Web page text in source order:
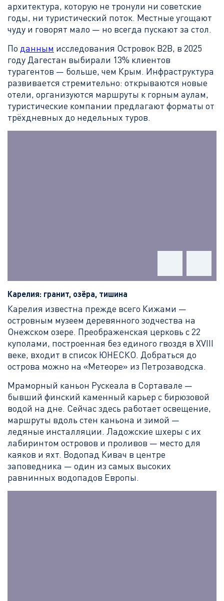
архитектура, которую не тронули ни советские
годы, ни туристический поток. Местные угощают
чуду и говорят мало — но всегда пускают за стол.
По данным исследования Островок B2B, в 2025
году Дагестан выбирали 13% клиентов
турагентов — больше, чем Крым. Инфраструктура
развивается стремительно: открываются новые
отели, организуются маршруты к горным аулам,
туристические компании предлагают форматы от
трёхдневных до недельных туров.
Карелия: гранит, озёра, тишина
Карелия известна прежде всего Кижами —
островным музеем деревянного зодчества на
Онежском озере. Преображенская церковь с 22
куполами, построенная без единого гвоздя в XVIII
веке, входит в список ЮНЕСКО. Добраться до
острова можно на «Метеоре» из Петрозаводска.
Мраморный каньон Рускеала в Сортавале —
бывший финский каменный карьер с бирюзовой
водой на дне. Сейчас здесь работает освещение,
маршруты вдоль стен каньона и зимой —
ледяные инсталляции. Ладожские шхеры с их
лабиринтом островов и проливов — место для
каяков и яхт. Водопад Кивач в центре
заповедника — один из самых высоких
равнинных водопадов Европы.